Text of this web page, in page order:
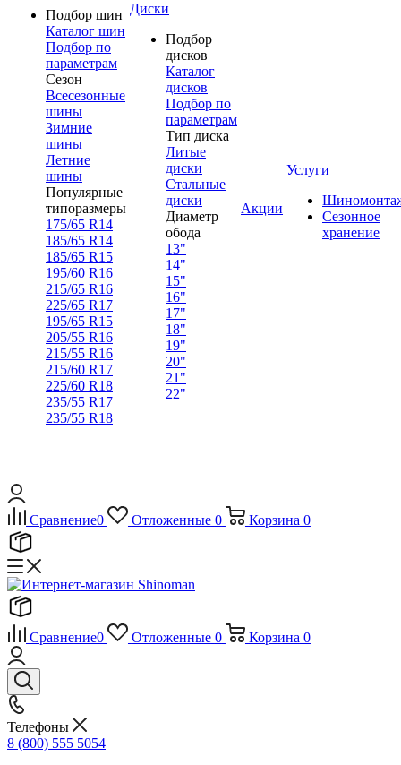
Подбор шин
Каталог шин
Подбор по
параметрам
Сезон
Всесезонные
шины
Зимние
шины
Летние
шины
Популярные
типоразмеры
175/65 R14
185/65 R14
185/65 R15
195/60 R16
215/65 R16
225/65 R17
195/65 R15
205/55 R16
215/55 R16
215/60 R17
225/60 R18
235/55 R17
235/55 R18
Диски
Подбор
дисков
Каталог
дисков
Подбор по
параметрам
Тип диска
Литые
диски
Стальные
диски
Диаметр
обода
13"
14"
15"
16"
17"
18"
19"
20"
21"
22"
Акции
Услуги
Сезонное
хранение
Сравнение0 Отложенные 0 Корзина 0
Сравнение0 Отложенные 0 Корзина 0
Телефоны
8 (800) 555 5054